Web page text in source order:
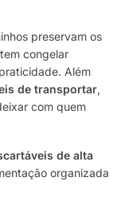
preservam os
congelar
Além
de transportar,
com quem
de alta
organizada